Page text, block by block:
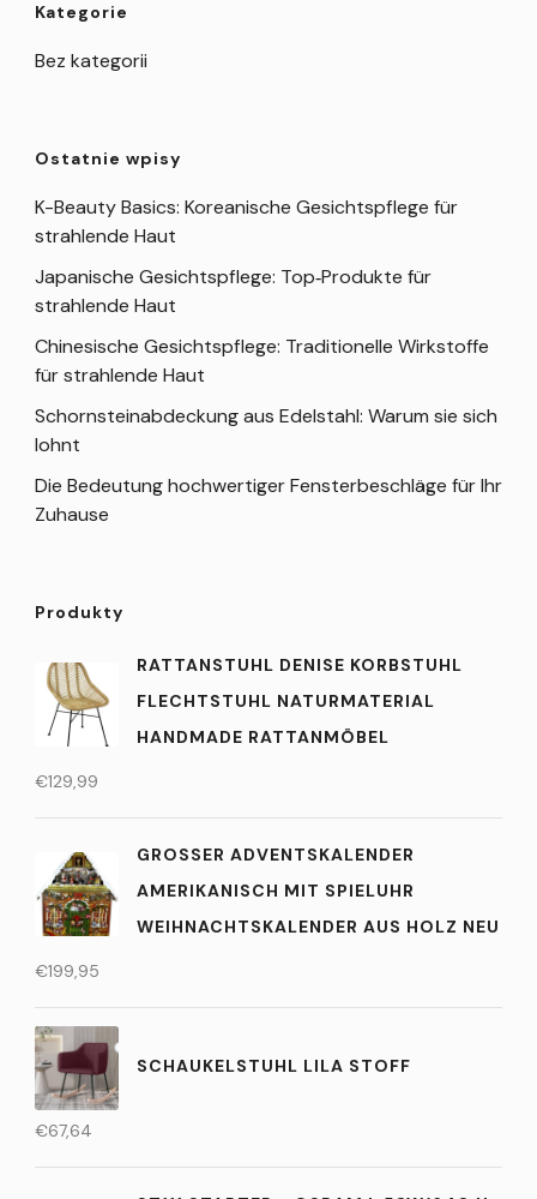
Kategorie
Bez kategorii
Ostatnie wpisy
K-Beauty Basics: Koreanische Gesichtspflege für
strahlende Haut
Japanische Gesichtspflege: Top‑Produkte für
strahlende Haut
Chinesische Gesichtspflege: Traditionelle Wirkstoffe
für strahlende Haut
Schornsteinabdeckung aus Edelstahl: Warum sie sich
lohnt
Die Bedeutung hochwertiger Fensterbeschläge für Ihr
Zuhause
Produkty
RATTANSTUHL DENISE KORBSTUHL
FLECHTSTUHL NATURMATERIAL
HANDMADE RATTANMÖBEL
€129,99
GROSSER ADVENTSKALENDER A
MERIKANISCH MIT SPIELUHR W
EIHNACHTSKALENDER AUS HOLZ NEU
€199,95
SCHAUKELSTUHL LILA STOFF
€67,64